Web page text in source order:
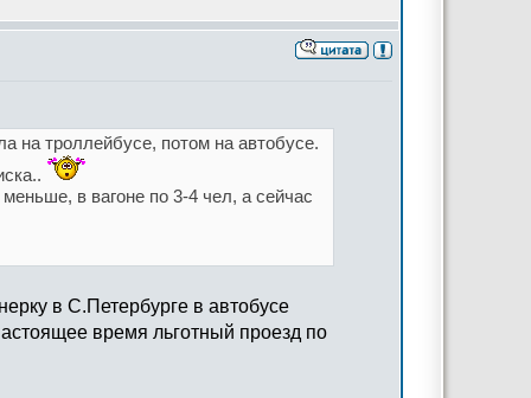
на троллейбусе, потом на автобусе.
в вагоне по 3-4 чел, а сейчас
в С.Петербурге в автобусе
время льготный проезд по